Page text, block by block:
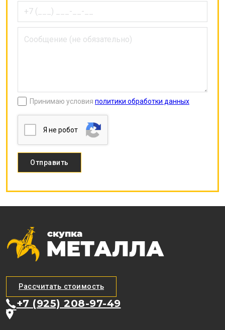
Принимаю условия политики обработки данных
Я нe poбoт
Рассчитать стоимость
+7 (925) 208-97-49